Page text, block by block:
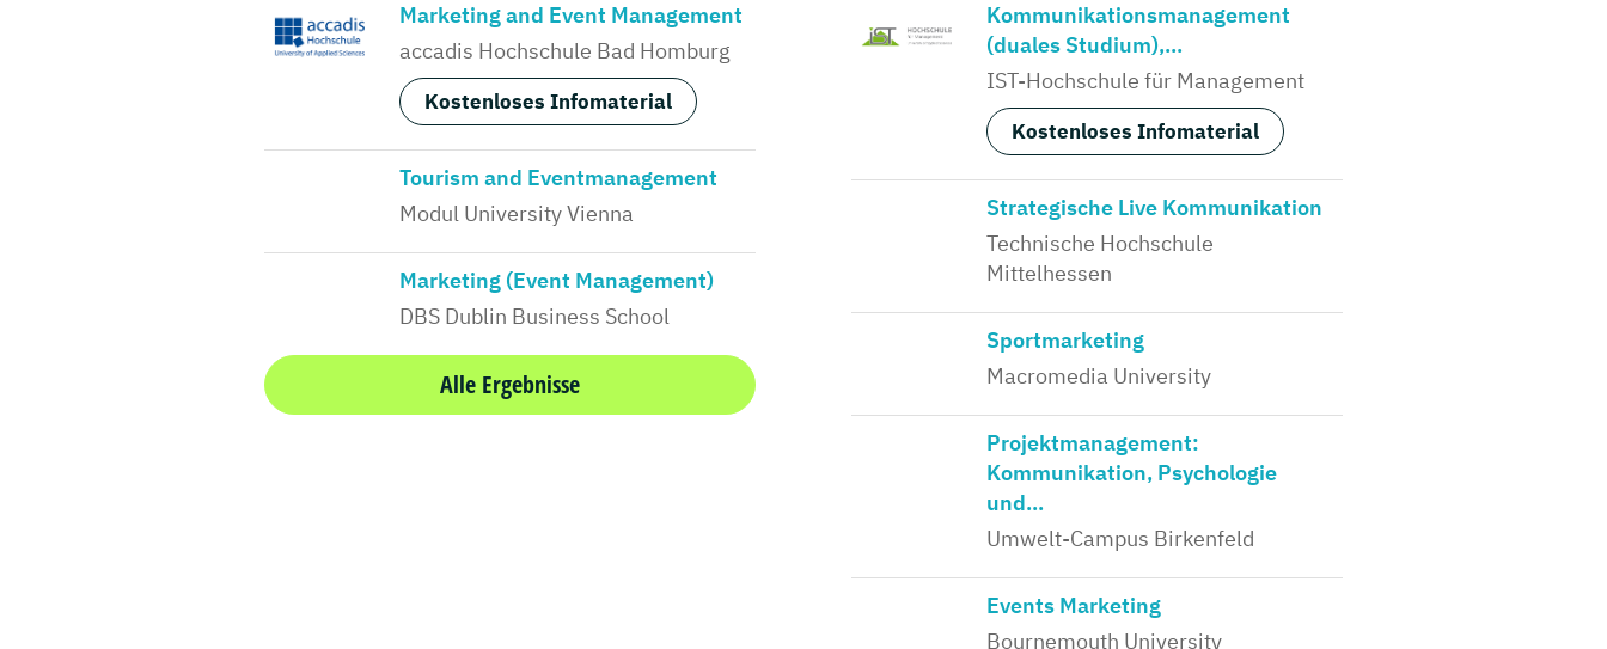
Marketing and Event Management
accadis Hochschule Bad Homburg
Kostenloses Infomaterial
Tourism and Eventmanagement
Modul University Vienna
Marketing (Event Management)
DBS Dublin Business School
Alle Ergebnisse
Kommunikationsmanagement
(duales Studium),...
IST-Hochschule für Management
Kostenloses Infomaterial
Strategische Live Kommunikation
Technische Hochschule
Mittelhessen
Sportmarketing
Macromedia University
Projektmanagement:
Kommunikation, Psychologie
und...
Umwelt-Campus Birkenfeld
Events Marketing
Bournemouth University